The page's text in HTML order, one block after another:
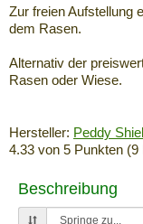
Zur freien Aufstellung
dem Rasen.
Alternativ der
Rasen oder Wiese.
Hersteller: Peddy
4.33 von 5 Punkten (9
Beschreibung